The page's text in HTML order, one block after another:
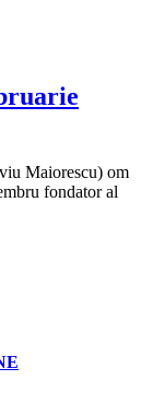
Maiorescu) om
fondator al